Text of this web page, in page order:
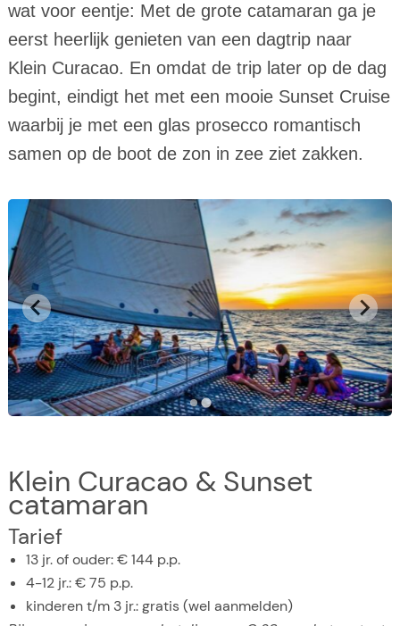
wat voor eentje: Met de grote catamaran ga je
eerst heerlijk genieten van een dagtrip naar
Klein Curacao. En omdat de trip later op de dag
begint, eindigt het met een mooie Sunset Cruise
waarbij je met een glas prosecco romantisch
samen op de boot de zon in zee ziet zakken.
Klein Curacao & Sunset
catamaran
Tarief
13 jr. of ouder: € 144 p.p.
4-12 jr.: € 75 p.p.
kinderen t/m 3 jr.: gratis (wel aanmelden)